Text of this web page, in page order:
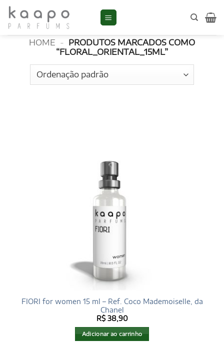
Skip
content
floral_oriental_15ml
HOME - PRODUTOS MARCADOS COMO
“FLORAL_ORIENTAL_15ML”
FIORI for women 15 ml – Ref. Coco Mademoiselle, da
Chanel
R$38,90
Adicionar ao carrinho